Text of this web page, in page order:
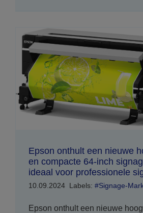
Epson onthult een nieuwe
en compacte 64-inch
ideaal voor professionele
10.09.2024 Labels: #Signage-
Epson onthult een nieuwe